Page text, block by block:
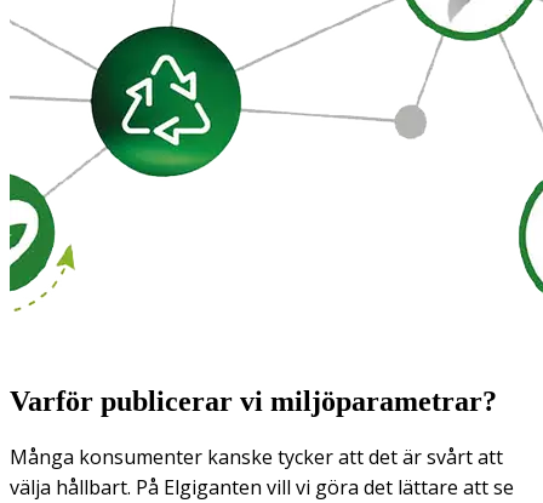
Varför publicerar vi miljöparametrar?
Många konsumenter kanske tycker att det är svårt att
välja hållbart. På Elgiganten vill vi göra det lättare att se